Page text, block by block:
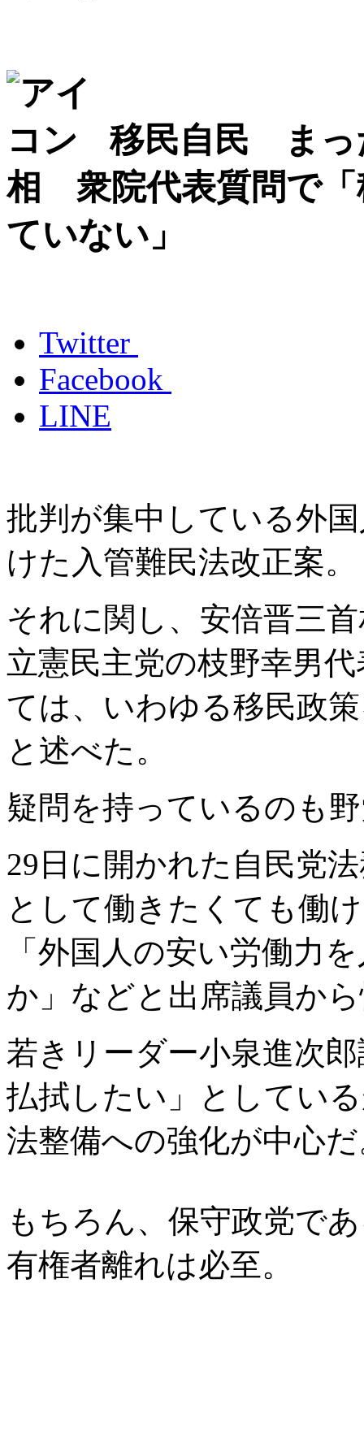
移民自民 まっ
相 衆院代表質問で「
ていない」
Twitter
Facebook
LINE
批判が集中している外
けた入管難民法改正案。
それに関し、安倍晋三
立憲民主党の枝野幸男
ては、いわゆる移民政
と述べた。
疑問を持っているのも
29日に開かれた自民党
として働きたくても働
「外国人の安い労働力
か」などと出席議員か
若きリーダー小泉進次
払拭したい」としてい
法整備への強化が中心
もちろん、保守政党で
有権者離れは必至。